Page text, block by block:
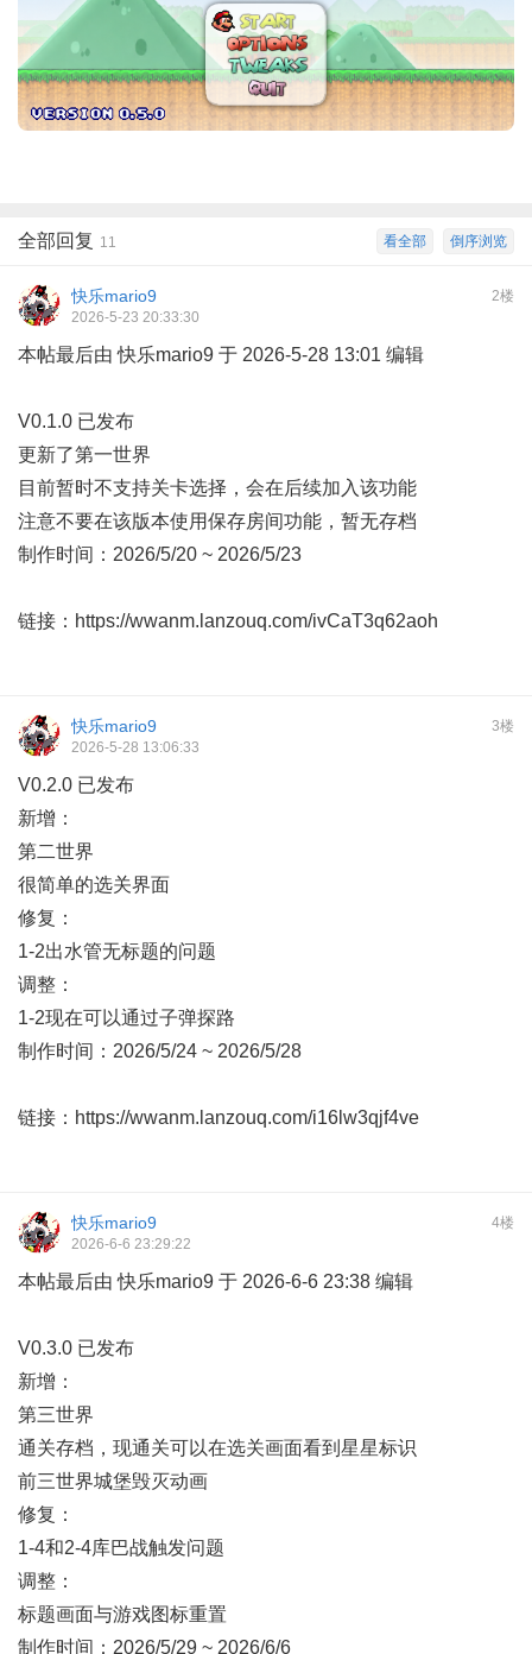
倒序浏览
看全部
全部回复 11
2楼
快乐mario9
2026-5-23 20:33:30
本帖最后由 快乐mario9 于 2026-5-28 13:01 编辑
V0.1.0 已发布
更新了第一世界
目前暂时不支持关卡选择，会在后续加入该功能
注意不要在该版本使用保存房间功能，暂无存档
制作时间：2026/5/20 ~ 2026/5/23
链接： https://wwanm.lanzouq.com/ivCaT3q62aoh
3楼
快乐mario9
2026-5-28 13:06:33
V0.2.0 已发布
新增：
第二世界
很简单的选关界面
修复：
1-2出水管无标题的问题
调整：
1-2现在可以通过子弹探路
制作时间：2026/5/24 ~ 2026/5/28
链接： https://wwanm.lanzouq.com/i16lw3qjf4ve
4楼
快乐mario9
2026-6-6 23:29:22
本帖最后由 快乐mario9 于 2026-6-6 23:38 编辑
V0.3.0 已发布
新增：
第三世界
通关存档，现通关可以在选关画面看到星星标识
前三世界城堡毁灭动画
修复：
1-4和2-4库巴战触发问题
调整：
标题画面与游戏图标重置
制作时间：2026/5/29 ~ 2026/6/6